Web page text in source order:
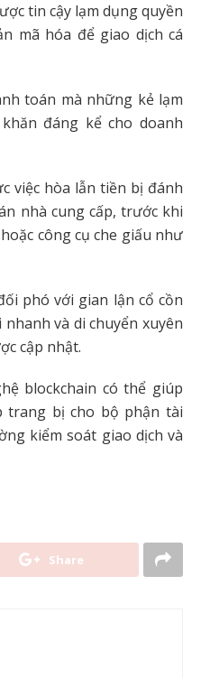
tin cậy lạm dụng quyền
mã hóa để giao dịch cá
toán mà những kẻ lạm
đáng kể cho doanh
việc hòa lẫn tiền bị đánh
nhà cung cấp, trước khi
công cụ che giấu như
phó với gian lận cổ cồn
và di chuyển xuyên
cập nhật.
blockchain có thể giúp
trang bị cho bộ phận tài
kiểm soát giao dịch và
Share